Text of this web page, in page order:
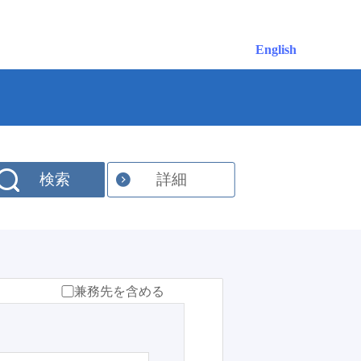
English
検索 詳細
兼務先を含める